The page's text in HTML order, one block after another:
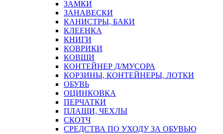
ЗАМКИ
ЗАНАВЕСКИ
КАНИСТРЫ, БАКИ
КЛЕЕНКА
КНИГИ
КОВРИКИ
КОВШИ
КОНТЕЙНЕР Д/МУСОРА
КОРЗИНЫ, КОНТЕЙНЕРЫ, ЛОТКИ
ОБУВЬ
ОЦИНКОВКА
ПЕРЧАТКИ
ПЛАЩИ, ЧЕХЛЫ
СКОТЧ
СРЕДСТВА ПО УХОДУ ЗА ОБУВЬЮ